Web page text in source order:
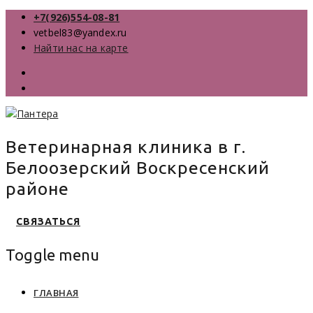
+7(926)554-08-81
vetbel83@yandex.ru
Найти нас на карте
Ветеринарная клиника в г.
Белоозерский Воскресенский
районе
СВЯЗАТЬСЯ
Toggle menu
ГЛАВНАЯ